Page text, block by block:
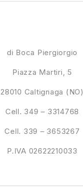
di Boca Piergiorgio
Piazza Martiri, 5
28010 Caltignaga (NO)
Cell. 349 – 3314768
Cell. 339 – 3653267
P.IVA 02622210033